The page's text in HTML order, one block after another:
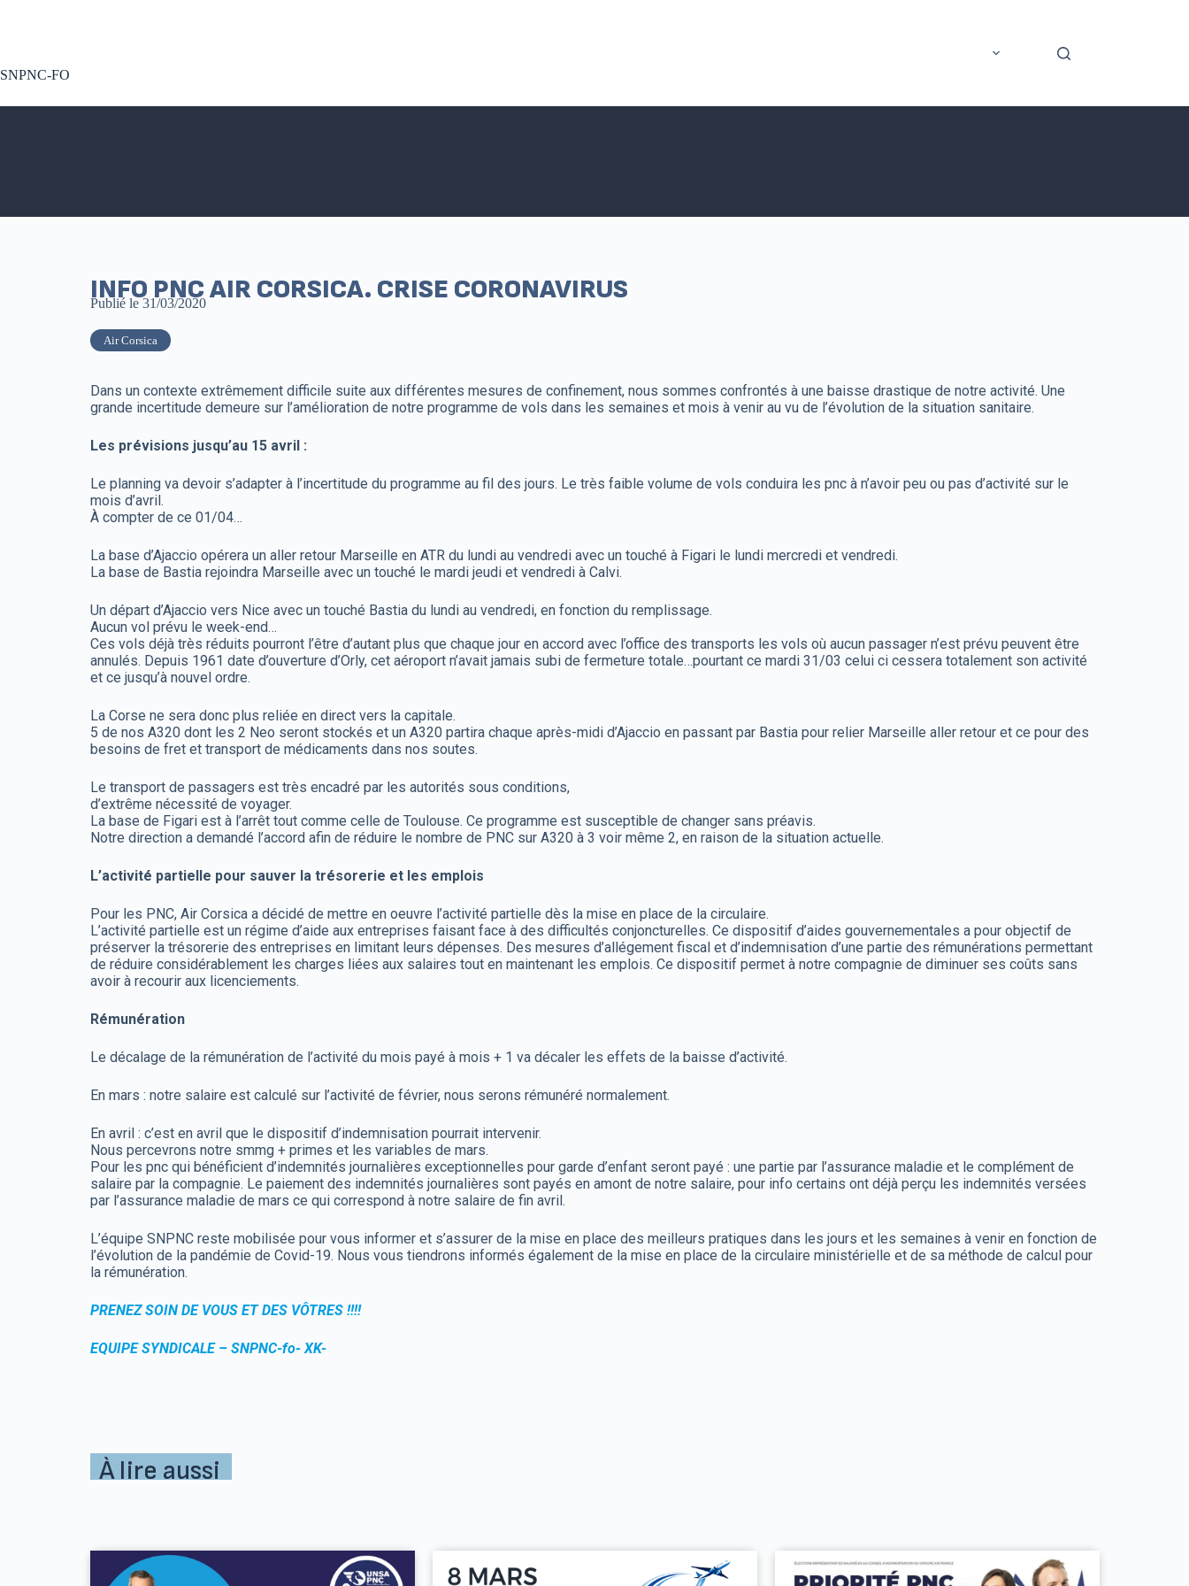
SNPNC-FO
INFO PNC AIR CORSICA. CRISE CORONAVIRUS
Publié le 31/03/2020
Air Corsica
Dans un contexte extrêmement difficile suite aux différentes mesures de confinement, nous sommes confrontés à une baisse drastique de notre activité. Une
grande incertitude demeure sur l’amélioration de notre programme de vols dans les semaines et mois à venir au vu de l’évolution de la situation sanitaire.
Les prévisions jusqu’au 15 avril :
Le planning va devoir s’adapter à l’incertitude du programme au fil des jours. Le très faible volume de vols conduira les pnc à n’avoir peu ou pas d’activité sur le
mois d’avril.
À compter de ce 01/04…
La base d’Ajaccio opérera un aller retour Marseille en ATR du lundi au vendredi avec un touché à Figari le lundi mercredi et vendredi.
La base de Bastia rejoindra Marseille avec un touché le mardi jeudi et vendredi à Calvi.
Un départ d’Ajaccio vers Nice avec un touché Bastia du lundi au vendredi, en fonction du remplissage.
Aucun vol prévu le week-end…
Ces vols déjà très réduits pourront l’être d’autant plus que chaque jour en accord avec l’office des transports les vols où aucun passager n’est prévu peuvent être
annulés. Depuis 1961 date d’ouverture d’Orly, cet aéroport n’avait jamais subi de fermeture totale…pourtant ce mardi 31/03 celui ci cessera totalement son activité
et ce jusqu’à nouvel ordre.
La Corse ne sera donc plus reliée en direct vers la capitale.
5 de nos A320 dont les 2 Neo seront stockés et un A320 partira chaque après-midi d’Ajaccio en passant par Bastia pour relier Marseille aller retour et ce pour des
besoins de fret et transport de médicaments dans nos soutes.
Le transport de passagers est très encadré par les autorités sous conditions,
d’extrême nécessité de voyager.
La base de Figari est à l’arrêt tout comme celle de Toulouse. Ce programme est susceptible de changer sans préavis.
Notre direction a demandé l’accord afin de réduire le nombre de PNC sur A320 à 3 voir même 2, en raison de la situation actuelle.
L’activité partielle pour sauver la trésorerie et les emplois
Pour les PNC, Air Corsica a décidé de mettre en oeuvre l’activité partielle dès la mise en place de la circulaire.
L’activité partielle est un régime d’aide aux entreprises faisant face à des difficultés conjoncturelles. Ce dispositif d’aides gouvernementales a pour objectif de
préserver la trésorerie des entreprises en limitant leurs dépenses. Des mesures d’allégement fiscal et d’indemnisation d’une partie des rémunérations permettant
de réduire considérablement les charges liées aux salaires tout en maintenant les emplois. Ce dispositif permet à notre compagnie de diminuer ses coûts sans
avoir à recourir aux licenciements.
Rémunération
Le décalage de la rémunération de l’activité du mois payé à mois + 1 va décaler les effets de la baisse d’activité.
En mars : notre salaire est calculé sur l’activité de février, nous serons rémunéré normalement.
En avril : c’est en avril que le dispositif d’indemnisation pourrait intervenir.
Nous percevrons notre smmg + primes et les variables de mars.
Pour les pnc qui bénéficient d’indemnités journalières exceptionnelles pour garde d’enfant seront payé : une partie par l’assurance maladie et le complément de
salaire par la compagnie. Le paiement des indemnités journalières sont payés en amont de notre salaire, pour info certains ont déjà perçu les indemnités versées
par l’assurance maladie de mars ce qui correspond à notre salaire de fin avril.
L’équipe SNPNC reste mobilisée pour vous informer et s’assurer de la mise en place des meilleurs pratiques dans les jours et les semaines à venir en fonction de
l’évolution de la pandémie de Covid-19. Nous vous tiendrons informés également de la mise en place de la circulaire ministérielle et de sa méthode de calcul pour
la rémunération.
PRENEZ SOIN DE VOUS ET DES VÔTRES !!!!
EQUIPE SYNDICALE – SNPNC-fo- XK-
À lire aussi